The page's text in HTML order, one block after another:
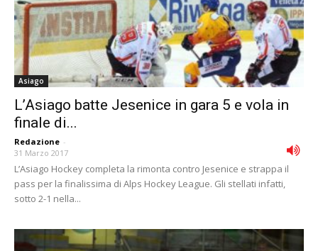
Asiago
L’Asiago batte Jesenice in gara 5 e vola in
finale di...
Redazione -
31 Marzo 2017
L’Asiago Hockey completa la rimonta contro Jesenice e strappa il
pass per la finalissima di Alps Hockey League. Gli stellati infatti,
sotto 2-1 nella...